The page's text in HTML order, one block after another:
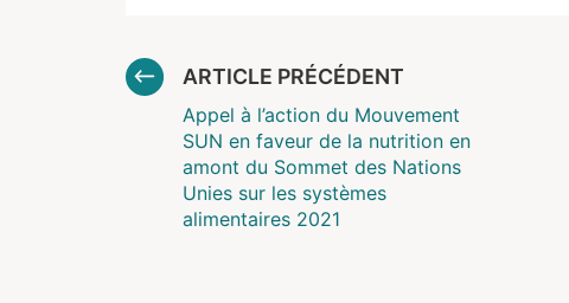
ARTICLE PRÉCÉDENT
Appel à l’action du Mouvement
SUN en faveur de la nutrition en
amont du Sommet des Nations
Unies sur les systèmes
alimentaires 2021